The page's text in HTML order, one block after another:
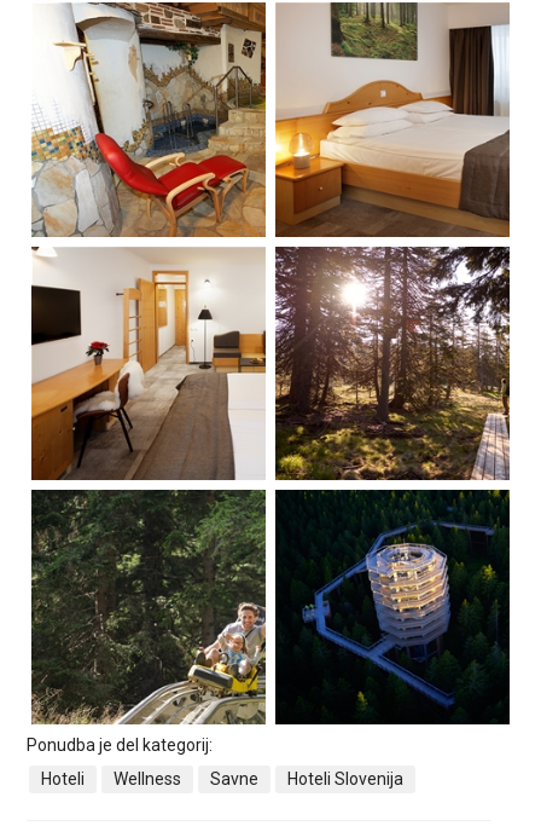
Ponudba je del kategorij:
Hoteli
Wellness Savne Hoteli Slovenija